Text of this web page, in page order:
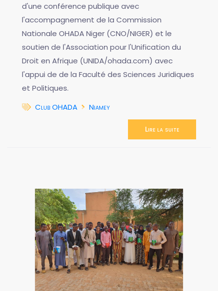
d'une conférence publique avec
l'accompagnement de la Commission
Nationale OHADA Niger (CNO/NIGER) et le
soutien de l'Association pour l'Unification du
Droit en Afrique (UNIDA/ohada.com) avec
l'appui de de la Faculté des Sciences Juridiques
et Politiques.
Club OHADA
Niamey
Lire la suite